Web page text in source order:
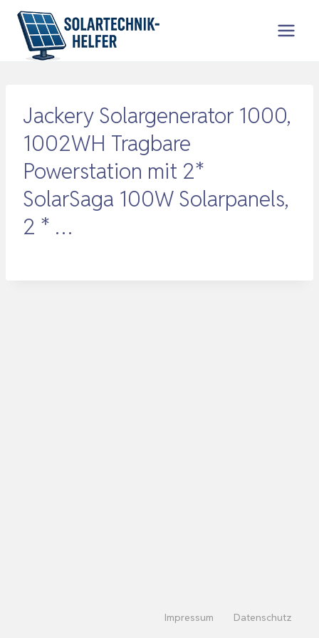
Zum
Inhalt
springen
Jackery Solargenerator 1000,
1002WH Tragbare
Powerstation mit 2*
SolarSaga 100W Solarpanels,
2 * …
Impressum Datenschutz